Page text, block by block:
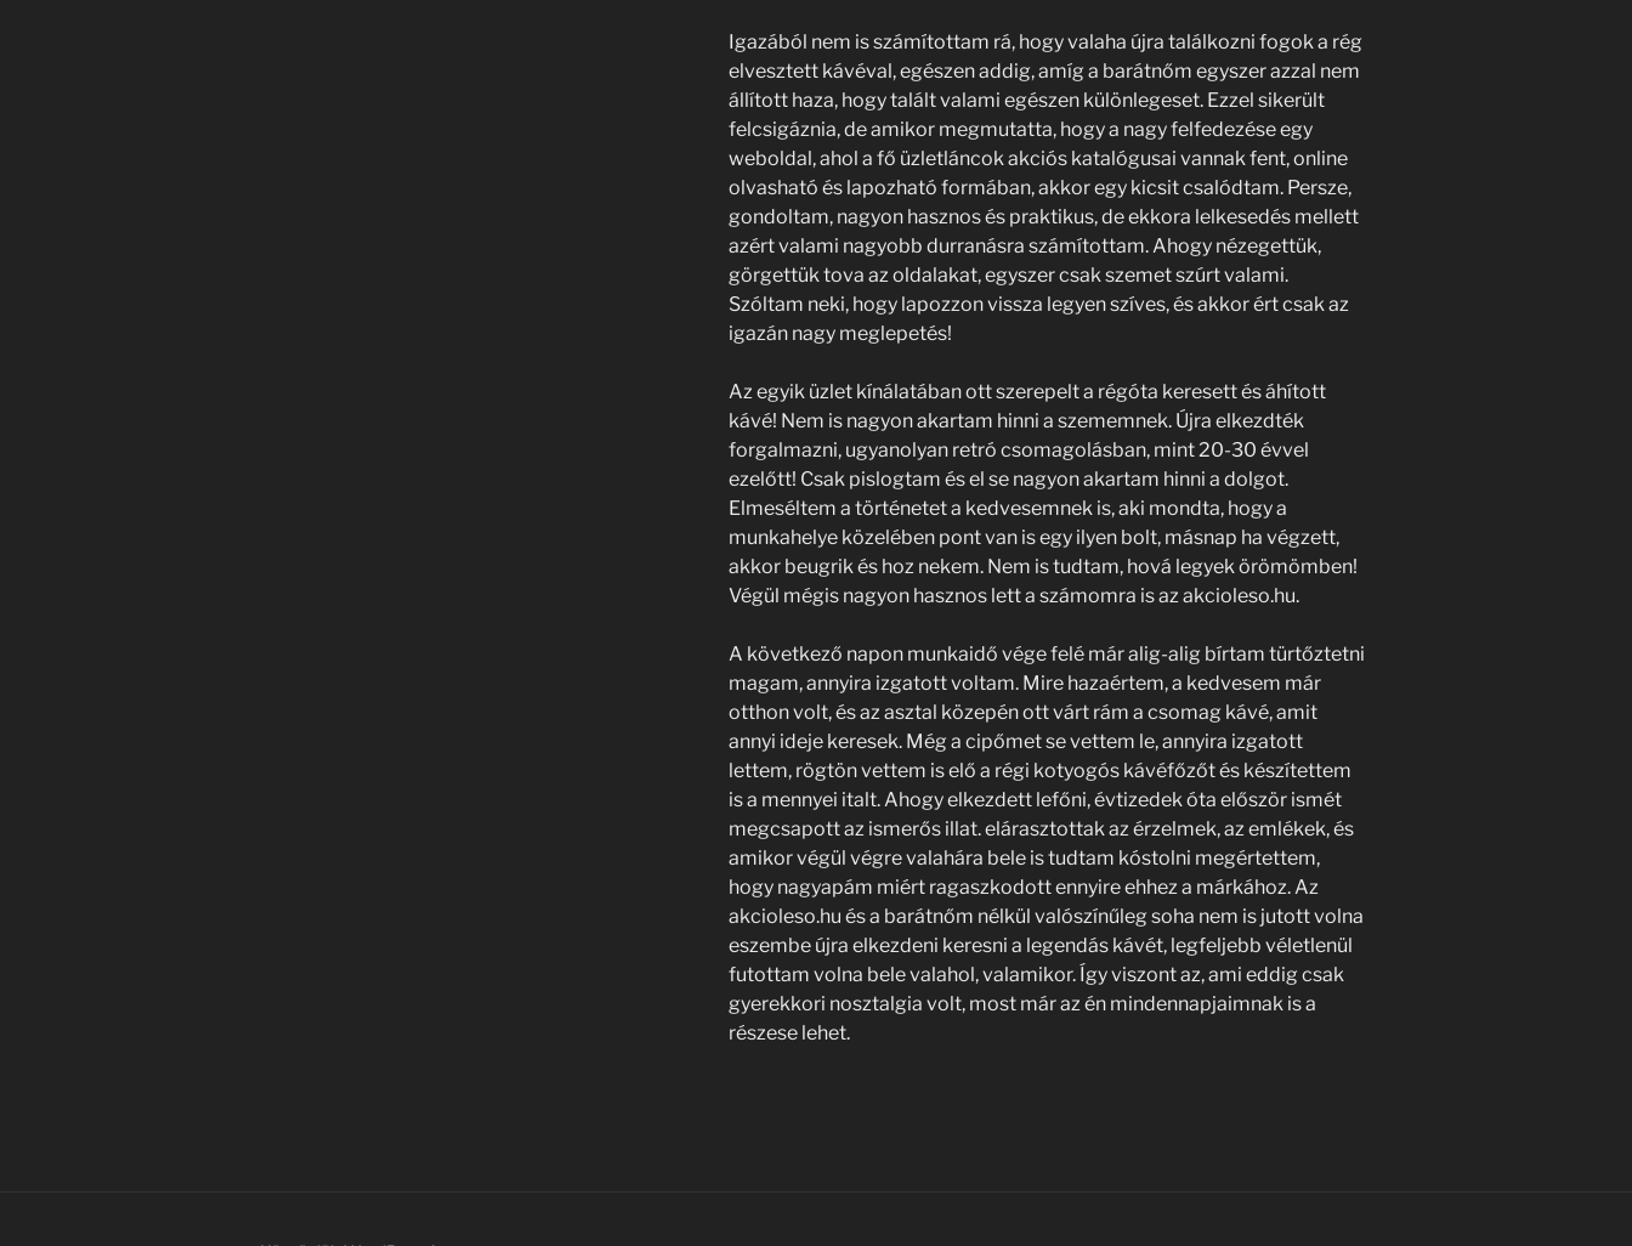
Igazából nem is számítottam rá, hogy valaha újra találkozni fogok a rég
elvesztett kávéval, egészen addig, amíg a barátnőm egyszer azzal nem
állított haza, hogy talált valami egészen különlegeset. Ezzel sikerült
felcsigáznia, de amikor megmutatta, hogy a nagy felfedezése egy
weboldal, ahol a fő üzletláncok akciós katalógusai vannak fent, online
olvasható és lapozható formában, akkor egy kicsit csalódtam. Persze,
gondoltam, nagyon hasznos és praktikus, de ekkora lelkesedés mellett
azért valami nagyobb durranásra számítottam. Ahogy nézegettük,
görgettük tova az oldalakat, egyszer csak szemet szúrt valami.
Szóltam neki, hogy lapozzon vissza legyen szíves, és akkor ért csak az
igazán nagy meglepetés!
Az egyik üzlet kínálatában ott szerepelt a régóta keresett és áhított
kávé! Nem is nagyon akartam hinni a szememnek. Újra elkezdték
forgalmazni, ugyanolyan retró csomagolásban, mint 20-30 évvel
ezelőtt! Csak pislogtam és el se nagyon akartam hinni a dolgot.
Elmeséltem a történetet a kedvesemnek is, aki mondta, hogy a
munkahelye közelében pont van is egy ilyen bolt, másnap ha végzett,
akkor beugrik és hoz nekem. Nem is tudtam, hová legyek örömömben!
Végül mégis nagyon hasznos lett a számomra is az akcioleso.hu.
A következő napon munkaidő vége felé már alig-alig bírtam türtőztetni
magam, annyira izgatott voltam. Mire hazaértem, a kedvesem már
otthon volt, és az asztal közepén ott várt rám a csomag kávé, amit
annyi ideje keresek. Még a cipőmet se vettem le, annyira izgatott
lettem, rögtön vettem is elő a régi kotyogós kávéfőzőt és készítettem
is a mennyei italt. Ahogy elkezdett lefőni, évtizedek óta először ismét
megcsapott az ismerős illat. elárasztottak az érzelmek, az emlékek, és
amikor végül végre valahára bele is tudtam kóstolni megértettem,
hogy nagyapám miért ragaszkodott ennyire ehhez a márkához. Az
akcioleso.hu és a barátnőm nélkül valószínűleg soha nem is jutott volna
eszembe újra elkezdeni keresni a legendás kávét, legfeljebb véletlenül
futottam volna bele valahol, valamikor. Így viszont az, ami eddig csak
gyerekkori nosztalgia volt, most már az én mindennapjaimnak is a
részese lehet.